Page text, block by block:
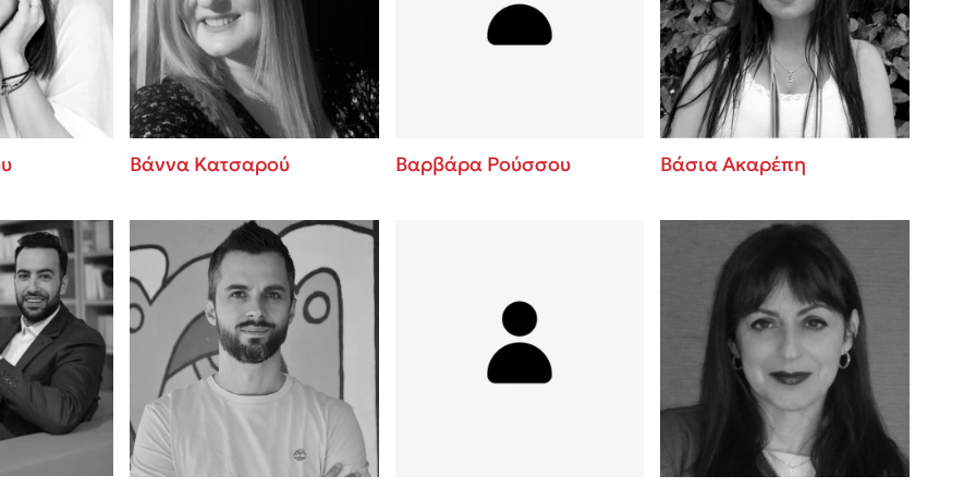
Baccalario
Εύκολη συνταγή για chicken BBQ pizza
από τον Άκη Πετρετζίκη!
3 βιβλία που μπορείς να διαβάσεις σε
μια μέρα!
Διακοπές με τα παιδιά: Η ανάγκη μας για
παύση σε μετωπική σύγκρουση με τη
Πάνω, κάτω, μπροστά, πίσω; Κάνε το
τεστ και ανακάλυψε την τάση σου!
Βάννα Κατσαρού Βαρβάρα Ρούσσου Βάσια Ακαρέπη